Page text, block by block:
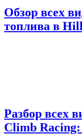
Обзор всех
топлива в
Разбор всех
Climb